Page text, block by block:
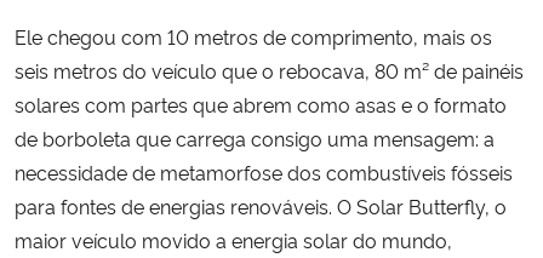
Ministério do Meio Ambiente
Ministério do Turismo
Ministério do Desenvolvimento Regional
Ele chegou com 10 metros de comprimento, mais os
seis metros do veículo que o rebocava, 80 m² de painéis
solares com partes que abrem como asas e o formato
de borboleta que carrega consigo uma mensagem: a
necessidade de metamorfose dos combustíveis fósseis
para fontes de energias renováveis. O Solar Butterfly, o
maior veículo movido a energia solar do mundo,